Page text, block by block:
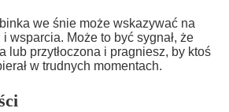
we śnie może wskazywać na
wsparcia. Może to być sygnał, że
lub przytłoczona i pragniesz, by ktoś
w trudnych momentach.